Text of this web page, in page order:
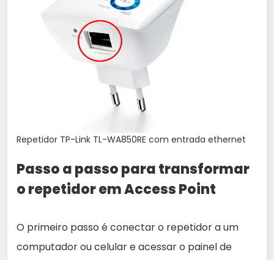
Repetidor TP-Link TL-WA850RE com entrada ethernet
Passo a passo para transformar
o repetidor em Access Point
O primeiro passo é conectar o repetidor a um
computador ou celular e acessar o painel de